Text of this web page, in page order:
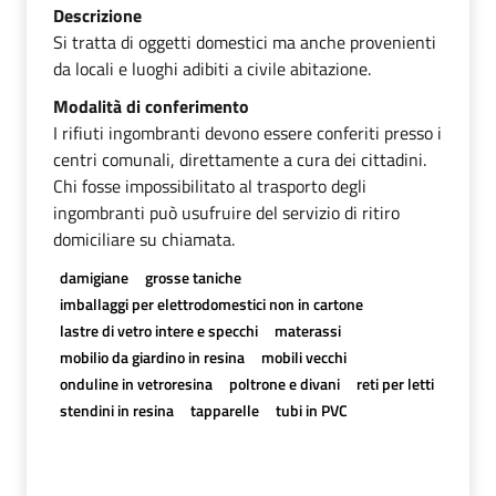
Descrizione
Si tratta di oggetti domestici ma anche provenienti
da locali e luoghi adibiti a civile abitazione.
Modalità di conferimento
I rifiuti ingombranti devono essere conferiti presso i
centri comunali, direttamente a cura dei cittadini.
Chi fosse impossibilitato al trasporto degli
ingombranti può usufruire del servizio di ritiro
domiciliare su chiamata.
damigiane
grosse taniche
imballaggi per elettrodomestici non in cartone
lastre di vetro intere e specchi
materassi
mobilio da giardino in resina
mobili vecchi
onduline in vetroresina
poltrone e divani
reti per letti
stendini in resina
tapparelle tubi in PVC